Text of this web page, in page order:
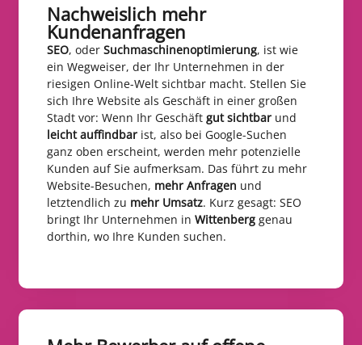
Nachweislich mehr
Kundenanfragen​
SEO, oder Suchmaschinenoptimierung, ist wie
ein Wegweiser, der Ihr Unternehmen in der
riesigen Online-Welt sichtbar macht. Stellen Sie
sich Ihre Website als Geschäft in einer großen
Stadt vor: Wenn Ihr Geschäft gut sichtbar und
leicht auffindbar ist, also bei Google-Suchen
ganz oben erscheint, werden mehr potenzielle
Kunden auf Sie aufmerksam. Das führt zu mehr
Website-Besuchen, mehr Anfragen und
letztendlich zu mehr Umsatz. Kurz gesagt: SEO
bringt Ihr Unternehmen in Wittenberg genau
dorthin, wo Ihre Kunden suchen.